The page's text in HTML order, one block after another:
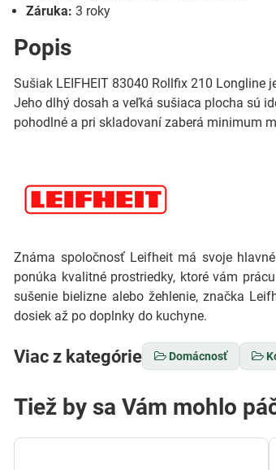
Záruka: 3 roky
Popis
Sušiak LEIFHEIT 83040 Rollfix 210 Longline
Jeho dlhý dosah a veľká sušiaca plocha sú
pohodlné a pri skladovaní zaberá minimum
Známa spoločnosť Leifheit má svoje
ponúka kvalitné prostriedky, ktoré vám
sušenie bielizne alebo žehlenie, značka
dosiek až po doplnky do kuchyne.
Viac z kategórie Domácnosť
Tiež by sa Vám mohlo